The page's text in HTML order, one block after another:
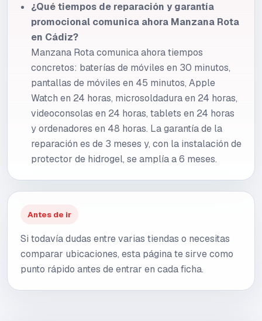
¿Qué tiempos de reparación y garantía
promocional comunica ahora Manzana Rota
en Cádiz?
Manzana Rota comunica ahora tiempos
concretos: baterías de móviles en 30 minutos,
pantallas de móviles en 45 minutos, Apple
Watch en 24 horas, microsoldadura en 24 horas,
videoconsolas en 24 horas, tablets en 24 horas
y ordenadores en 48 horas. La garantía de la
reparación es de 3 meses y, con la instalación de
protector de hidrogel, se amplía a 6 meses.
Antes de ir
Si todavía dudas entre varias tiendas o necesitas
comparar ubicaciones, esta página te sirve como
punto rápido antes de entrar en cada ficha.